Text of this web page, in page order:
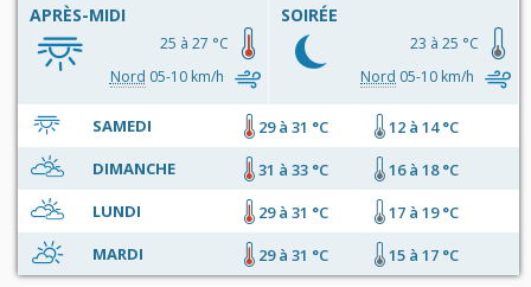
APRÈS-MIDI
25 à 27 °C
Nord 05-10 km/h
SOIRÉE
23 à 25 °C
Nord 05-10 km/h
SAMEDI 29 à 31 °C
12 à 14 °C
DIMANCHE
31 à 33 °C
16 à 18 °C
LUNDI
29 à 31 °C
17 à 19 °C
MARDI
29 à 31 °C 15 à 17 °C